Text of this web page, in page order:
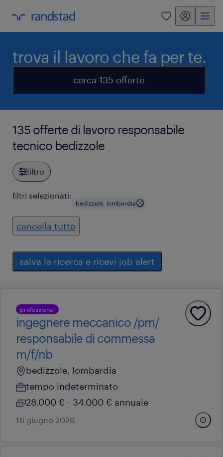
0 my randstad
trova il lavoro che fa per te.
cerca 135 offerte
135 offerte di lavoro responsabile
tecnico bedizzole
filtro
filtri selezionati:
bedizzole, lombardia
cancella tutto
salva la ricerca e ricevi job alert
professional
ingegnere meccanico /pm/
responsabile di commessa
m/f/nb
bedizzole, lombardia
tempo indeterminato
28.000 € - 34.000 € annuale
16 giugno 2026